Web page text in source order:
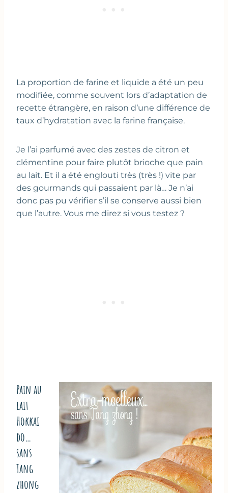
La proportion de farine et liquide a été un peu
modifiée, comme souvent lors d’adaptation de
recette étrangère, en raison d’une différence de
taux d’hydratation avec la farine française.
Je l’ai parfumé avec des zestes de citron et
clémentine pour faire plutôt brioche que pain
au lait. Et il a été englouti très (très !) vite par
des gourmands qui passaient par là… Je n’ai
donc pas pu vérifier s’il se conserve aussi bien
que l’autre. Vous me direz si vous testez ?
Pain au
lait
Hokkai
do…
sans
Tang
zhong